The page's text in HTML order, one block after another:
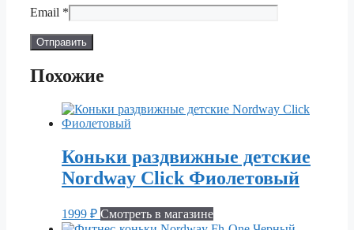
Email *
Похожие
Коньки раздвижные детские
Nordway Click Фиолетовый
1999 ₽ Смотреть в магазине